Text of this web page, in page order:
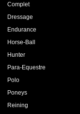
Complet
Dressage
Endurance
Horse-Ball
Hunter
Para-Equestre
Polo
Poneys
Reining